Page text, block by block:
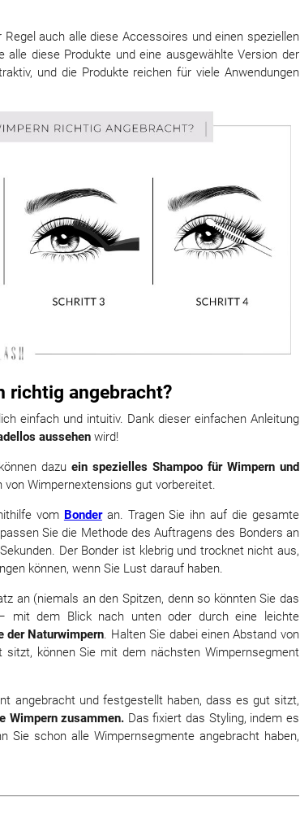
auch alle diese Accessoires und einen speziellen
alle diese Produkte und eine ausgewählte Version der
und die Produkte reichen für viele Anwendungen
richtig angebracht?
einfach und intuitiv. Dank dieser einfachen Anleitung
aussehenwird!
dazu ein spezielles Shampoo für Wimpern und
Wimpernextensions gut vorbereitet.
vom Bonder an. Tragen Sie ihn auf die gesamte
Sie die Methode des Auftragens des Bonders an
Der Bonder ist klebrig und trocknet nicht aus,
können, wenn Sie Lust darauf haben.
an (niemals an den Spitzen, denn so könnten Sie das
dem Blick nach unten oder durch eine leichte
der Naturwimpern . Halten Sie dabei einen Abstand von
können Sie mit dem nächsten Wimpernsegment
angebracht und festgestellt haben, dass es gut sitzt,
Wimpern zusammen. Das fixiert das Styling, indem es
Sie schon alle Wimpernsegmente angebracht haben,